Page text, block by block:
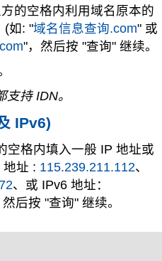
的空格内利用域名原本的
(如: "域名信息查询.com" 或
"，然后按 "查询" 继续。
持 IDN。
IPv6)
空格内填入一般 IP 地址或
地址 : 115.239.211.112、
、或 IPv6 地址：
后按 "查询" 继续。